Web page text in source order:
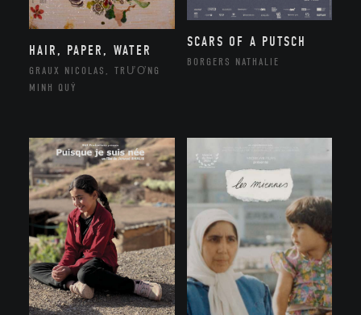
HAIR, PAPER, WATER
GRAUX NICOLAS, TRƯƠNG
MINH QUÝ
SCARS OF A PUTSCH
BORGERS NATHALIE